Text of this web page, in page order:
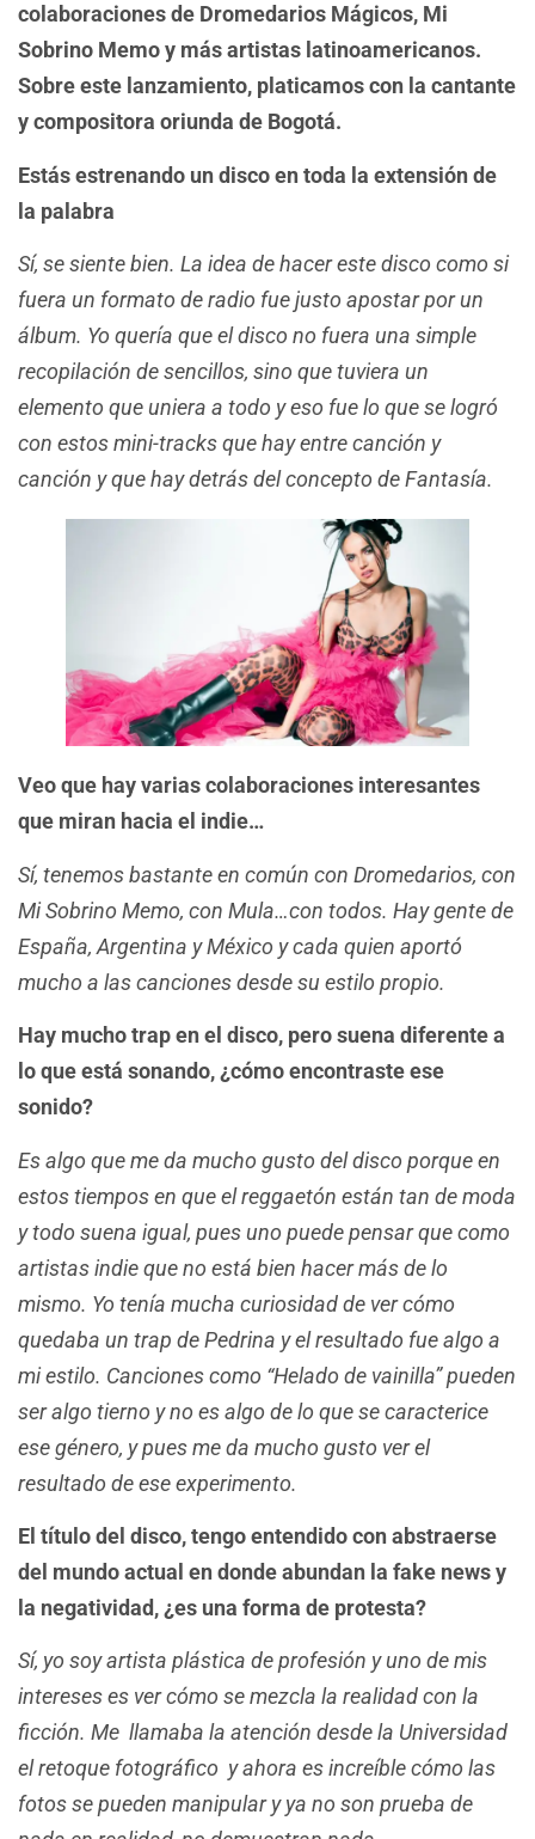
colaboraciones de Dromedarios Mágicos, Mi
Sobrino Memo y más artistas latinoamericanos.
Sobre este lanzamiento, platicamos con la cantante
y compositora oriunda de Bogotá.
Estás estrenando un disco en toda la extensión de
la palabra
Sí, se siente bien. La idea de hacer este disco como si
fuera un formato de radio fue justo apostar por un
álbum. Yo quería que el disco no fuera una simple
recopilación de sencillos, sino que tuviera un
elemento que uniera a todo y eso fue lo que se logró
con estos mini-tracks que hay entre canción y
canción y que hay detrás del concepto de Fantasía.
Veo que hay varias colaboraciones interesantes
que miran hacia el indie…
Sí, tenemos bastante en común con Dromedarios, con
Mi Sobrino Memo, con Mula…con todos. Hay gente de
España, Argentina y México y cada quien aportó
mucho a las canciones desde su estilo propio.
Hay mucho trap en el disco, pero suena diferente a
lo que está sonando, ¿cómo encontraste ese
sonido?
Es algo que me da mucho gusto del disco porque en
estos tiempos en que el reggaetón están tan de moda
y todo suena igual, pues uno puede pensar que como
artistas indie que no está bien hacer más de lo
mismo. Yo tenía mucha curiosidad de ver cómo
quedaba un trap de Pedrina y el resultado fue algo a
mi estilo. Canciones como “Helado de vainilla” pueden
ser algo tierno y no es algo de lo que se caracterice
ese género, y pues me da mucho gusto ver el
resultado de ese experimento.
El título del disco, tengo entendido con abstraerse
del mundo actual en donde abundan la fake news y
la negatividad, ¿es una forma de protesta?
Sí, yo soy artista plástica de profesión y uno de mis
intereses es ver cómo se mezcla la realidad con la
ficción. Me llamaba la atención desde la Universidad
el retoque fotográfico y ahora es increíble cómo las
fotos se pueden manipular y ya no son prueba de